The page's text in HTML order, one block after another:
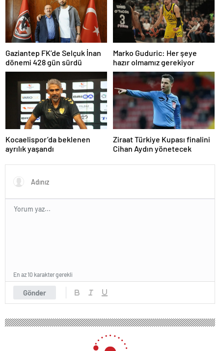
Gaziantep FK’de Selçuk İnan
dönemi 428 gün sürdü
Marko Guduric: Her şeye
hazır olmamız gerekiyor
Kocaelispor’da beklenen
ayrılık yaşandı
Ziraat Türkiye Kupası finalini
Cihan Aydın yönetecek
Gönder
En az 10 karakter gerekli